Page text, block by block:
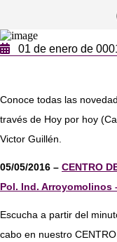
01 de enero de
Conoce todas las
través de Hoy por hoy
Victor Guillén.
05/05/2016 – CENTRO
Pol. Ind. Arroyomolinos
Escucha a partir del
cabo en nuestro